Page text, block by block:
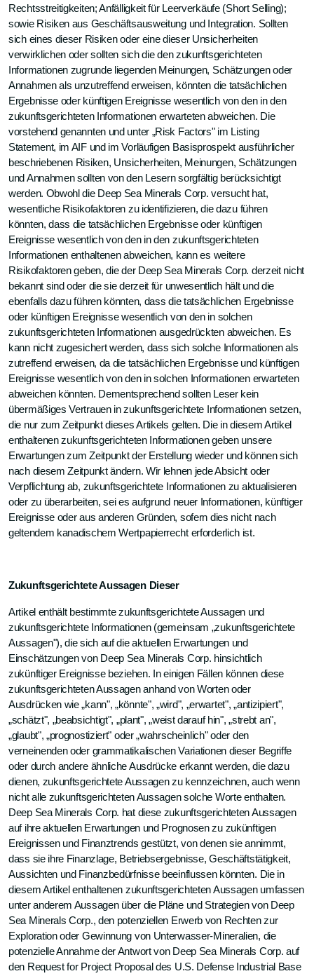
Rechtsstreitigkeiten; Anfälligkeit für Leerverkäufe (Short Selling);
sowie Risiken aus Geschäftsausweitung und Integration. Sollten
sich eines dieser Risiken oder eine dieser Unsicherheiten
verwirklichen oder sollten sich die den zukunftsgerichteten
Informationen zugrunde liegenden Meinungen, Schätzungen oder
Annahmen als unzutreffend erweisen, könnten die tatsächlichen
Ergebnisse oder künftigen Ereignisse wesentlich von den in den
zukunftsgerichteten Informationen erwarteten abweichen. Die
vorstehend genannten und unter „Risk Factors" im Listing
Statement, im AIF und im Vorläufigen Basisprospekt ausführlicher
beschriebenen Risiken, Unsicherheiten, Meinungen, Schätzungen
und Annahmen sollten von den Lesern sorgfältig berücksichtigt
werden. Obwohl die Deep Sea Minerals Corp. versucht hat,
wesentliche Risikofaktoren zu identifizieren, die dazu führen
könnten, dass die tatsächlichen Ergebnisse oder künftigen
Ereignisse wesentlich von den in den zukunftsgerichteten
Informationen enthaltenen abweichen, kann es weitere
Risikofaktoren geben, die der Deep Sea Minerals Corp. derzeit nicht
bekannt sind oder die sie derzeit für unwesentlich hält und die
ebenfalls dazu führen könnten, dass die tatsächlichen Ergebnisse
oder künftigen Ereignisse wesentlich von den in solchen
zukunftsgerichteten Informationen ausgedrückten abweichen. Es
kann nicht zugesichert werden, dass sich solche Informationen als
zutreffend erweisen, da die tatsächlichen Ergebnisse und künftigen
Ereignisse wesentlich von den in solchen Informationen erwarteten
abweichen könnten. Dementsprechend sollten Leser kein
übermäßiges Vertrauen in zukunftsgerichtete Informationen setzen,
die nur zum Zeitpunkt dieses Artikels gelten. Die in diesem Artikel
enthaltenen zukunftsgerichteten Informationen geben unsere
Erwartungen zum Zeitpunkt der Erstellung wieder und können sich
nach diesem Zeitpunkt ändern. Wir lehnen jede Absicht oder
Verpflichtung ab, zukunftsgerichtete Informationen zu aktualisieren
oder zu überarbeiten, sei es aufgrund neuer Informationen, künftiger
Ereignisse oder aus anderen Gründen, sofern dies nicht nach
geltendem kanadischem Wertpapierrecht erforderlich ist.
Zukunftsgerichtete Aussagen Dieser
Artikel enthält bestimmte zukunftsgerichtete Aussagen und
zukunftsgerichtete Informationen (gemeinsam „zukunftsgerichtete
Aussagen"), die sich auf die aktuellen Erwartungen und
Einschätzungen von Deep Sea Minerals Corp. hinsichtlich
zukünftiger Ereignisse beziehen. In einigen Fällen können diese
zukunftsgerichteten Aussagen anhand von Worten oder
Ausdrücken wie „kann", „könnte", „wird", „erwartet", „antizipiert",
„schätzt", „beabsichtigt", „plant", „weist darauf hin", „strebt an",
„glaubt", „prognostiziert" oder „wahrscheinlich" oder den
verneinenden oder grammatikalischen Variationen dieser Begriffe
oder durch andere ähnliche Ausdrücke erkannt werden, die dazu
dienen, zukunftsgerichtete Aussagen zu kennzeichnen, auch wenn
nicht alle zukunftsgerichteten Aussagen solche Worte enthalten.
Deep Sea Minerals Corp. hat diese zukunftsgerichteten Aussagen
auf ihre aktuellen Erwartungen und Prognosen zu zukünftigen
Ereignissen und Finanztrends gestützt, von denen sie annimmt,
dass sie ihre Finanzlage, Betriebsergebnisse, Geschäftstätigkeit,
Aussichten und Finanzbedürfnisse beeinflussen könnten. Die in
diesem Artikel enthaltenen zukunftsgerichteten Aussagen umfassen
unter anderem Aussagen über die Pläne und Strategien von Deep
Sea Minerals Corp., den potenziellen Erwerb von Rechten zur
Exploration oder Gewinnung von Unterwasser-Mineralien, die
potenzielle Annahme der Antwort von Deep Sea Minerals Corp. auf
den Request for Project Proposal des U.S. Defense Industrial Base